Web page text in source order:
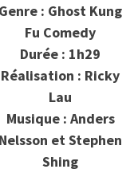
Genre : Ghost Kung
Fu Comedy
Durée : 1h29
Réalisation : Ricky
Lau
Musique : Anders
Nelsson et Stephen
Shing